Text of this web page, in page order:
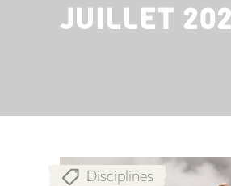
JUILLET
Disciplines